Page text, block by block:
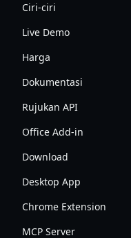
Ciri-ciri
Live Demo
Harga
Dokumentasi
Rujukan API
Office Add-in
Download
Desktop App
Chrome Extension
MCP Server